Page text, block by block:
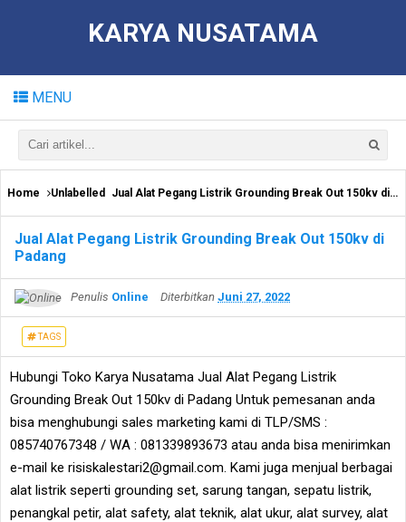
KARYA NUSATAMA
MENU
Home Unlabelled Jual Alat Pegang Listrik Grounding Break Out 150kv di Padang
Jual Alat Pegang Listrik Grounding Break Out 150kv di
Padang
Penulis Online Diterbitkan Juni 27, 2022
TAGS
Hubungi Toko Karya Nusatama Jual Alat Pegang Listrik
Grounding Break Out 150kv di Padang Untuk pemesanan anda
bisa menghubungi sales marketing kami di TLP/SMS :
085740767348 / WA : 081339893673 atau anda bisa menirimkan
e-mail ke risiskalestari2@gmail.com. Kami juga menjual berbagai
alat listrik seperti grounding set, sarung tangan, sepatu listrik,
penangkal petir, alat safety, alat teknik, alat ukur, alat survey, alat